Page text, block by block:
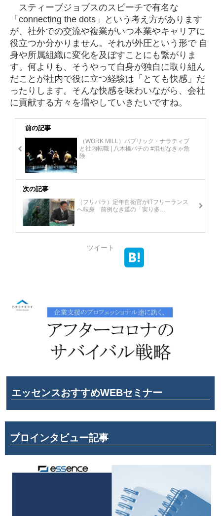
スティーブジョブスのスピーチで有名な
「connecting the dots」という考え方があります
が、社外での交流や複業がいつ本業やキャリアに
役立つか分かりません。それが外圧という形で 自
身や所属組織に変化を及ぼすことにも繋がりま
す。何よりも、そうやって自身が独自に取り組ん
だことが社内で役に立つ経験は「とても快感」だ
ったりします。そんな快感を味わいながら、会社
に貢献する方々を増やしていきたいですね。
前の記事
（WORK MILL）パブリック・ナラティブ
と社内転職 | 八木橋パチの #混ぜなきゃ危
険
次の記事
（フリパラ）定年自衛官がITフリーランス
へ転身 前例なき道の「実り多…
ツイート
エッセンスおすすめWEBセミナー
プロインタビュー記事